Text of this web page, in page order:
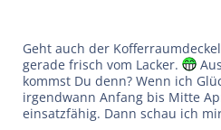
Geht auch der
gerade frisch vom Lacker.
kommst Du denn? Wenn ich
irgendwann Anfang bis Mitte
einsatzfähig. Dann schau ich